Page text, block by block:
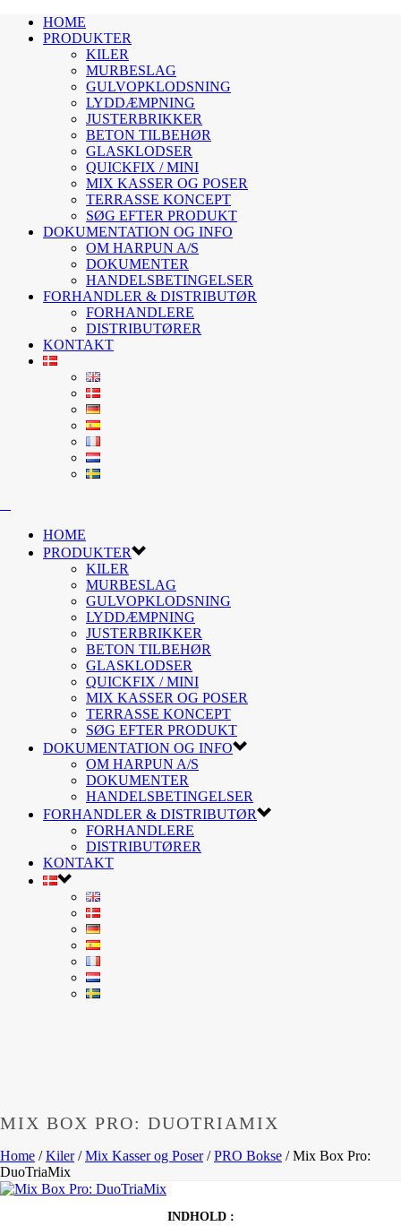
HOME
PRODUKTER
KILER
MURBESLAG
GULVOPKLODSNING
LYDDÆMPNING
JUSTERBRIKKER
BETON TILBEHØR
GLASKLODSER
QUICKFIX / MINI
MIX KASSER OG POSER
TERRASSE KONCEPT
SØG EFTER PRODUKT
DOKUMENTATION OG INFO
OM HARPUN A/S
DOKUMENTER
HANDELSBETINGELSER
FORHANDLER & DISTRIBUTØR
FORHANDLERE
DISTRIBUTØRER
KONTAKT
HOME
PRODUKTER
KILER
MURBESLAG
GULVOPKLODSNING
LYDDÆMPNING
JUSTERBRIKKER
BETON TILBEHØR
GLASKLODSER
QUICKFIX / MINI
MIX KASSER OG POSER
TERRASSE KONCEPT
SØG EFTER PRODUKT
DOKUMENTATION OG INFO
OM HARPUN A/S
DOKUMENTER
HANDELSBETINGELSER
FORHANDLER & DISTRIBUTØR
FORHANDLERE
DISTRIBUTØRER
KONTAKT
MIX BOX PRO: DUOTRIAMIX
Home /Kiler/Mix Kasser og Poser/PRO Bokse /Mix Box Pro:
DuoTriaMix
INDHOLD :